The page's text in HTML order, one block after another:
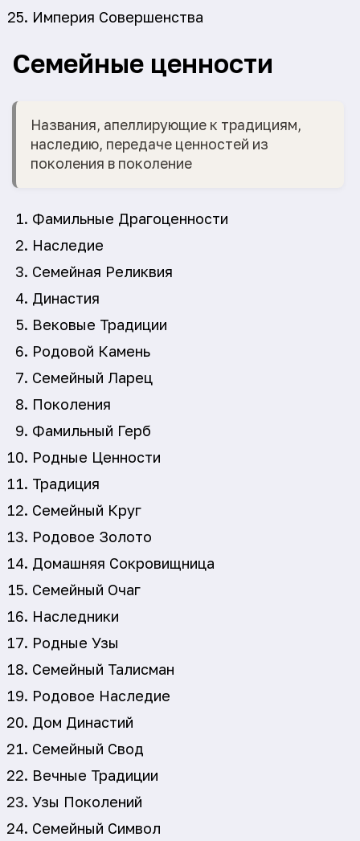
Империя Совершенства
Семейные ценности
Названия, апеллирующие к традициям,
наследию, передаче ценностей из
поколения в поколение
Фамильные Драгоценности
Наследие
Семейная Реликвия
Династия
Вековые Традиции
Родовой Камень
Семейный Ларец
Поколения
Фамильный Герб
Родные Ценности
Традиция
Семейный Круг
Родовое Золото
Домашняя Сокровищница
Семейный Очаг
Наследники
Родные Узы
Семейный Талисман
Родовое Наследие
Дом Династий
Семейный Свод
Вечные Традиции
Узы Поколений
Семейный Символ